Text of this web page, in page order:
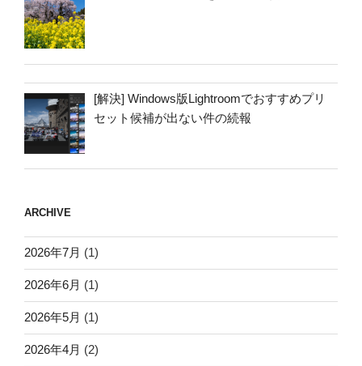
[解決] Windows版Lightroomでおすすめプリ
セット候補が出ない件の続報
ARCHIVE
2026年7月 (1)
2026年6月 (1)
2026年5月 (1)
2026年4月 (2)